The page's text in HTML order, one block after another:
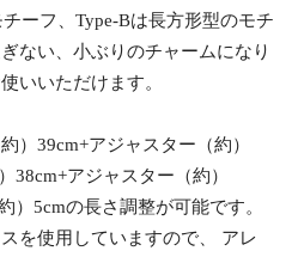
ーフ、Type-Bは長方形型のモチ
ない、小ぶりのチャームになり
いいただけます。
）39cm+アジャスター（約）
アジャスター（約）
5cmの長さ調整が可能です。
を使用していますので、 アレ